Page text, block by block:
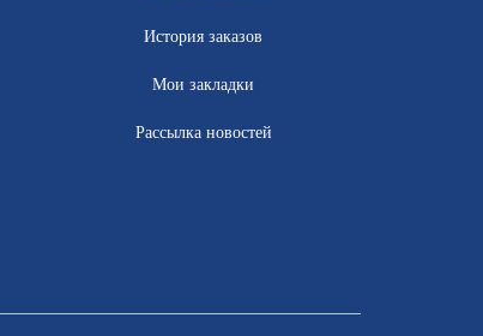
История заказов
Мои закладки
Рассылка новостей